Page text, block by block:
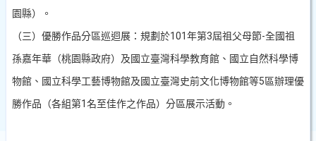
園縣）。
（三）優勝作品分區巡迴展：規劃於101年第3屆祖父母節-全國祖
孫嘉年華（桃園縣政府）及國立臺灣科學教育館、國立自然科學博
物館、國立科學工藝博物館及國立臺灣史前文化博物館等5區辦理優
勝作品（各組第1名至佳作之作品）分區展示活動。